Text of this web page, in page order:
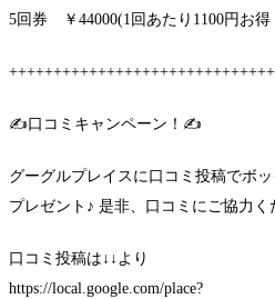
5回券 ￥44000(1回あたり1100円お得
✍口コミキャンペーン！✍
グーグルプレイスに口コミ投稿でボ
プレゼント♪ 是非、口コミにご協力く
口コミ投稿は↓↓より
https://local.google.com/place?